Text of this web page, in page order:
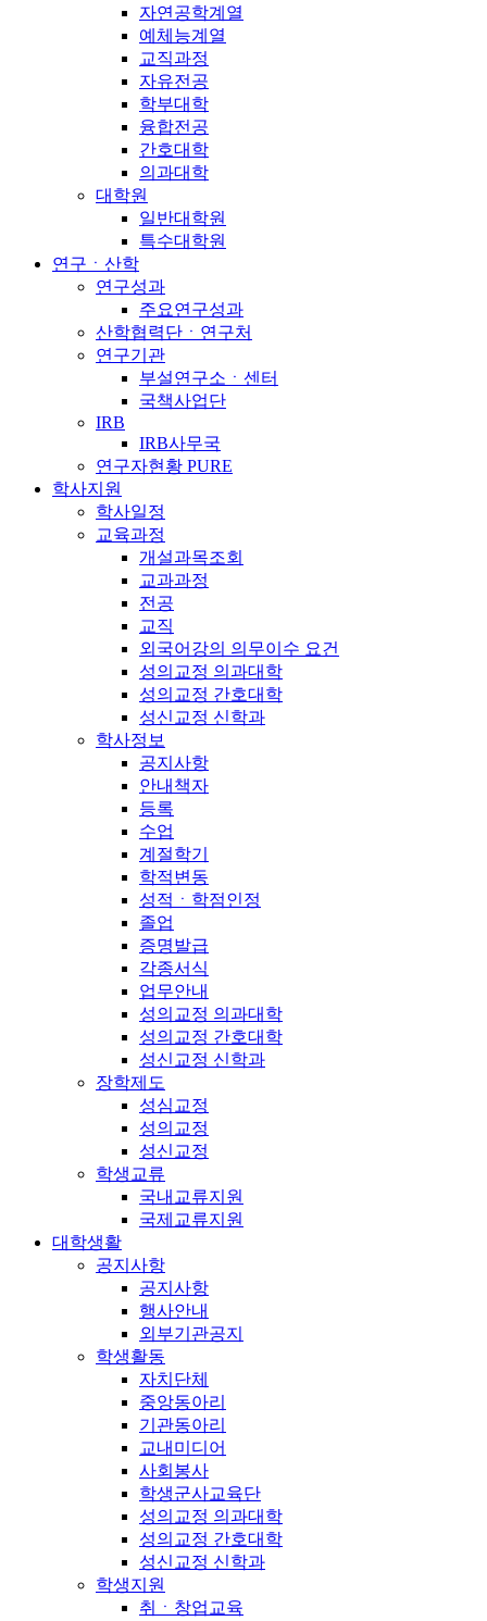
자연공학계열
예체능계열
교직과정
자유전공
학부대학
융합전공
간호대학
의과대학
대학원
일반대학원
특수대학원
연구ㆍ산학
연구성과
주요연구성과
산학협력단ㆍ연구처
연구기관
부설연구소ㆍ센터
국책사업단
IRB
IRB사무국
연구자현황 PURE
학사지원
학사일정
교육과정
개설과목조회
교과과정
전공
교직
외국어강의 의무이수 요건
성의교정 의과대학
성의교정 간호대학
성신교정 신학과
학사정보
공지사항
안내책자
등록
수업
계절학기
학적변동
성적ㆍ학점인정
졸업
증명발급
각종서식
업무안내
성의교정 의과대학
성의교정 간호대학
성신교정 신학과
장학제도
성심교정
성의교정
성신교정
학생교류
국내교류지원
국제교류지원
대학생활
공지사항
공지사항
행사안내
외부기관공지
학생활동
자치단체
중앙동아리
기관동아리
교내미디어
사회봉사
학생군사교육단
성의교정 의과대학
성의교정 간호대학
성신교정 신학과
학생지원
취ㆍ창업교육